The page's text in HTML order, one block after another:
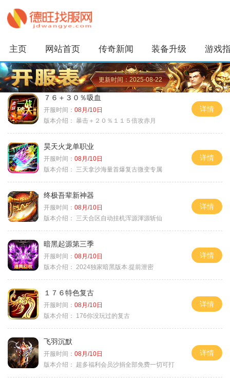
主页 网站首页 传奇新闻 装备升级 游戏
更新时间：2025-08-22
７６＋３０％吸血
开服时间： 08月/10日
版本介绍： 暴击＋２０％１１５倍攻赤月
详情
昊天火龙单职业
开服时间： 08月/10日
版本介绍：
三天拿沙海量首爆复古微变专属
详情
终极吾辈新神器
开服时间： 08月/10日
版本介绍：
三天合区自动挂机浑源渾源斩仙
详情
暗黑起源第三季
开服时间： 08月/10日
版本介绍： 2024独家暗黑版本.提前泄密
详情
１７６特色复古
开服时间： 08月/10日
版本介绍：
176你没玩过的复古
详情
飞羽沉默
开服时间： 08月/10日
版本介绍：
超多福利会员沙捐全部免费一切可打
详情